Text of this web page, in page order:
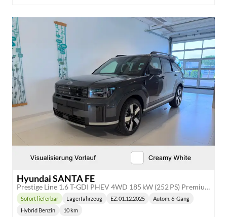
Hyundai SANTA FE
Prestige Line 1.6 T-GDI PHEV 4WD 185 kW (252 PS) Premium Sound Paket, Navigationssystem, 360 Grad Übersichtskamera, Sitzheizung, Lenkradheizung, SmartKey, Sitzbelüftung, Head-up Display, LED-Scheinwerfer, 20 Zoll Leichtmetallfelgen, uvm.
Lieferzeit:
Sofort lieferbar Lagerfahrzeug EZ:01.12.2025
Getriebe:
Autom. 6-Gang
Hybrid Benzin 10 km